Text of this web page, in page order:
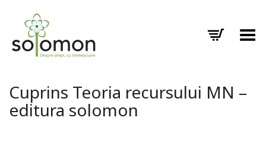
Toggle Menu
Cuprins Teoria recursului MN –
editura solomon